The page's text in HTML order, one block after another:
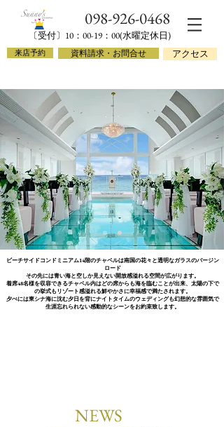
資料請求・お問合せ アクセス
来店予約
​098-926-0468
​〔受付〕10：00-19：00(水曜定休日)
​NEWS
ビーチサイドコンドミニアム14階のチャペルは南国の花々と透明なガラスのバージン
ロード
その先には青い海と空しか見えない開放感溢れる空間が広がります。
着席48名様を収容できるチャペル内はどの席からも海を臨むことが出来、太陽の下で
の挙式もリゾート感溢れる鮮やかさに幸福感で満たされます。
​夕べには東シナ海に沈む夕日を背にナイトタイムのウェディングも幻想的な雰囲気で
生涯忘れられない感動的なシーンをお約束致します。